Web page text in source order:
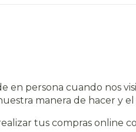
persona cuando nos
manera de hacer y
tus compras online